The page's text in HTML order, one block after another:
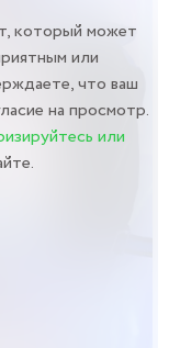
который может
или
что ваш
на просмотр.
или